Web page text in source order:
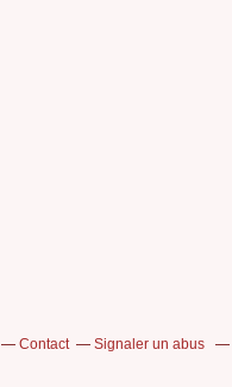
Contact Signaler un abus